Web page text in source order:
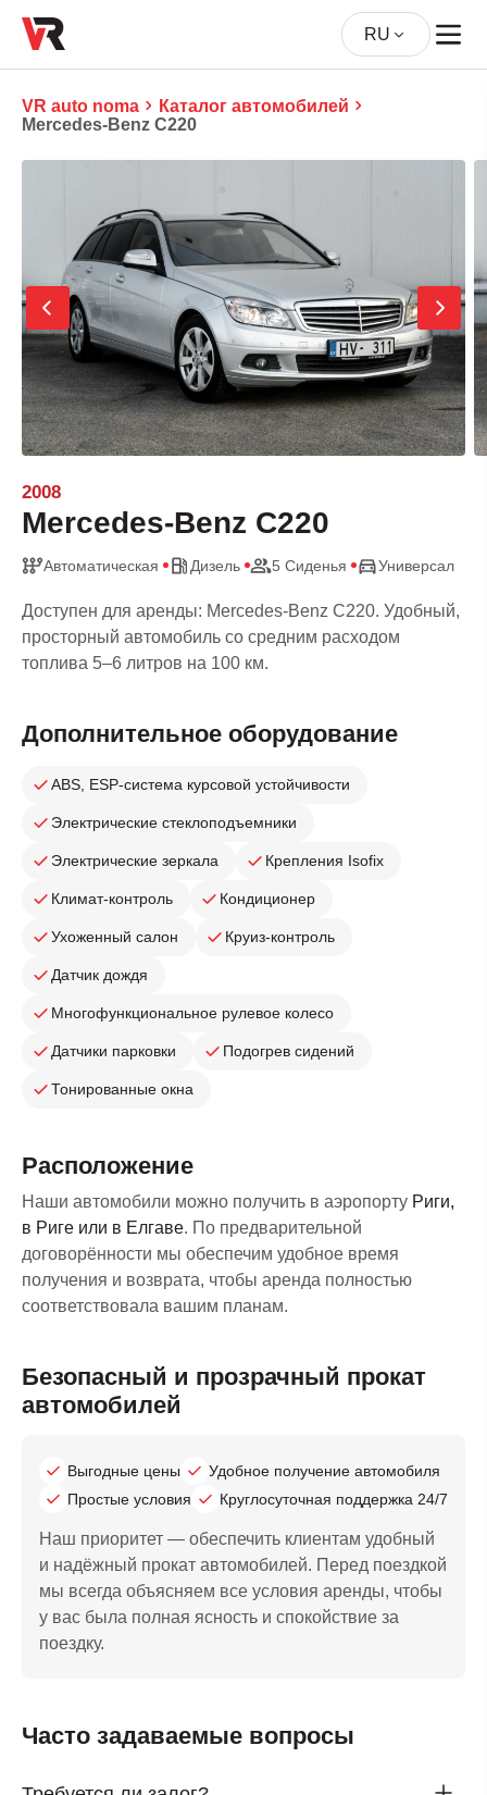
RU
VR auto noma
Каталог автомобилей
Mercedes-Benz C220
2008
Mercedes-Benz C220
Автоматическая Дизель 5 Сиденья Универсал
Доступен для аренды: Mercedes-Benz C220. Удобный,
просторный автомобиль со средним расходом
топлива 5–6 литров на 100 км.
Дополнительное оборудование
ABS, ESP-система курсовой устойчивости
Электрические стеклоподъемники
Электрические зеркала Крепления Isofix
Климат-контроль Кондиционер
Ухоженный салон Круиз-контроль
Датчик дождя
Многофункциональное рулевое колесо
Датчики парковки Подогрев сидений
Тонированные окна
Расположение
Наши автомобили можно получить в аэропорту Риги,
в Риге или в Елгаве. По предварительной
договорённости мы обеспечим удобное время
получения и возврата, чтобы аренда полностью
соответствовала вашим планам.
Безопасный и прозрачный прокат
автомобилей
Выгодные цены
Удобное получение автомобиля
Простые условия
Круглосуточная поддержка 24/7
Наш приоритет — обеспечить клиентам удобный
и надёжный прокат автомобилей. Перед поездкой
мы всегда объясняем все условия аренды, чтобы
у вас была полная ясность и спокойствие за
поездку.
Часто задаваемые вопросы